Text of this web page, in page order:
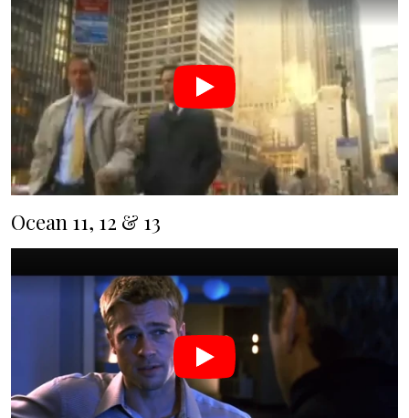
Ocean 11, 12 & 13